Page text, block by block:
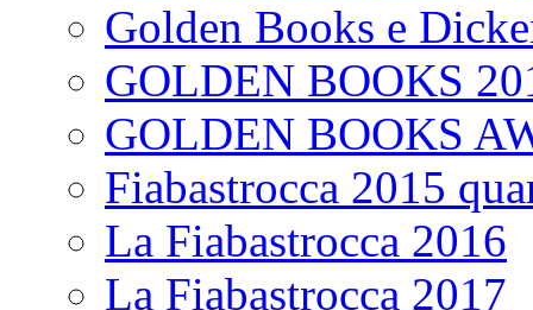
Golden Books e
GOLDEN BOOKS
GOLDEN BOOKS
Fiabastrocca 2015
La Fiabastrocca 2016
La Fiabastrocca 2017